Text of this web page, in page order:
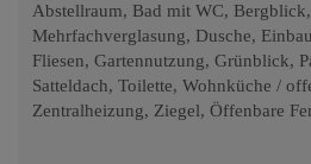
Abstellraum Bad mit WC Bergblick
Mehrfachverglasung
Dusche
Fliesen Gartennutzung Grünblick
Satteldach Toilette Wohnküche /
Zentralheizung
Ziegel Öffenbare